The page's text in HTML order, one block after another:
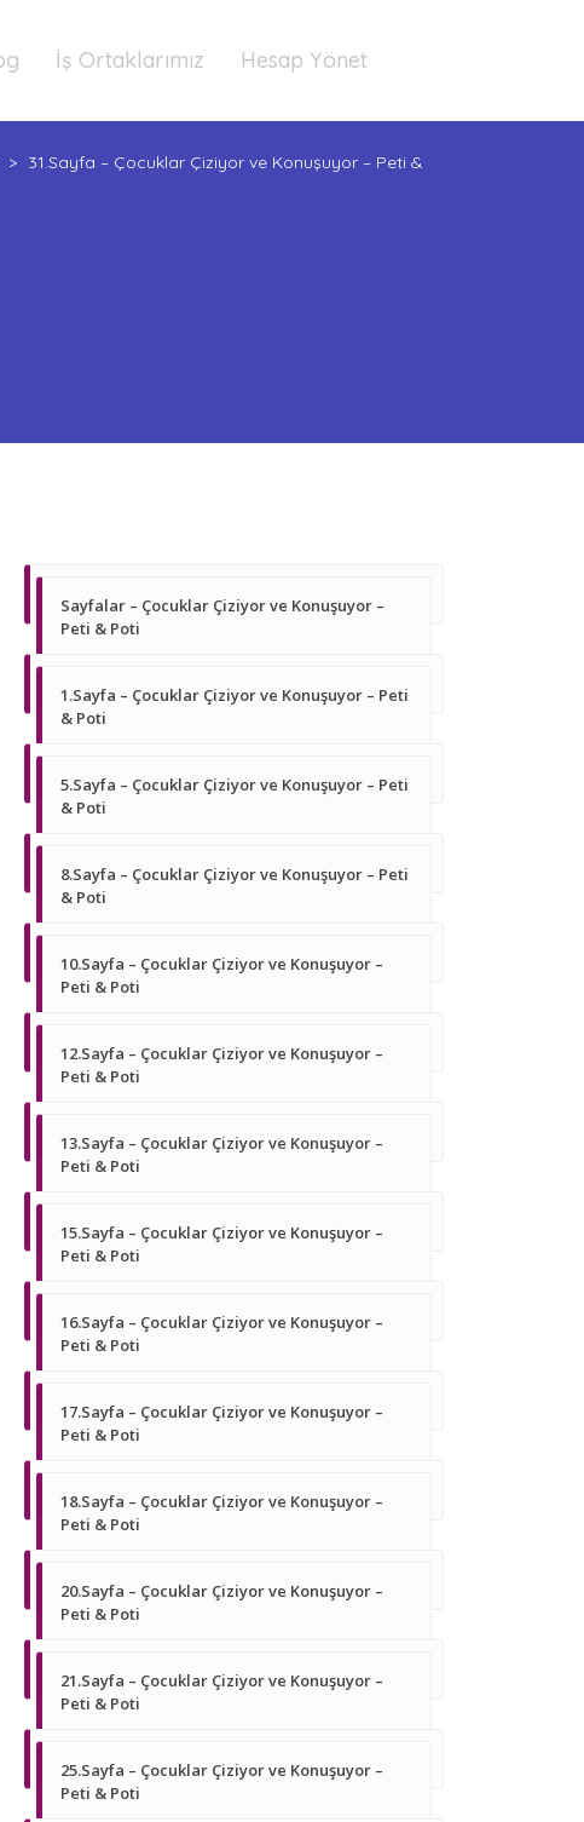
İş Ortaklarımız Hesap Yönet
> 31.Sayfa – Çocuklar Çiziyor ve Konuşuyor – Peti &
Sayfalar – Çocuklar Çiziyor ve Konuşuyor –
Peti & Poti
1.Sayfa – Çocuklar Çiziyor ve Konuşuyor – Peti
& Poti
5.Sayfa – Çocuklar Çiziyor ve Konuşuyor – Peti
& Poti
8.Sayfa – Çocuklar Çiziyor ve Konuşuyor – Peti
& Poti
10.Sayfa – Çocuklar Çiziyor ve Konuşuyor –
Peti & Poti
12.Sayfa – Çocuklar Çiziyor ve Konuşuyor –
Peti & Poti
13.Sayfa – Çocuklar Çiziyor ve Konuşuyor –
Peti & Poti
15.Sayfa – Çocuklar Çiziyor ve Konuşuyor –
Peti & Poti
16.Sayfa – Çocuklar Çiziyor ve Konuşuyor –
Peti & Poti
17.Sayfa – Çocuklar Çiziyor ve Konuşuyor –
Peti & Poti
18.Sayfa – Çocuklar Çiziyor ve Konuşuyor –
Peti & Poti
20.Sayfa – Çocuklar Çiziyor ve Konuşuyor –
Peti & Poti
21.Sayfa – Çocuklar Çiziyor ve Konuşuyor –
Peti & Poti
25.Sayfa – Çocuklar Çiziyor ve Konuşuyor –
Peti & Poti